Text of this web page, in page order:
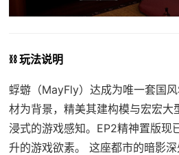
⛓️ 玩法说明
蜉蝣（MayFly）达成为唯一套国
材为背景，精美其建构模与宏宏大
浸式的游戏感知。EP2精神置版现
升的游戏欲素。 这座都市的暗影